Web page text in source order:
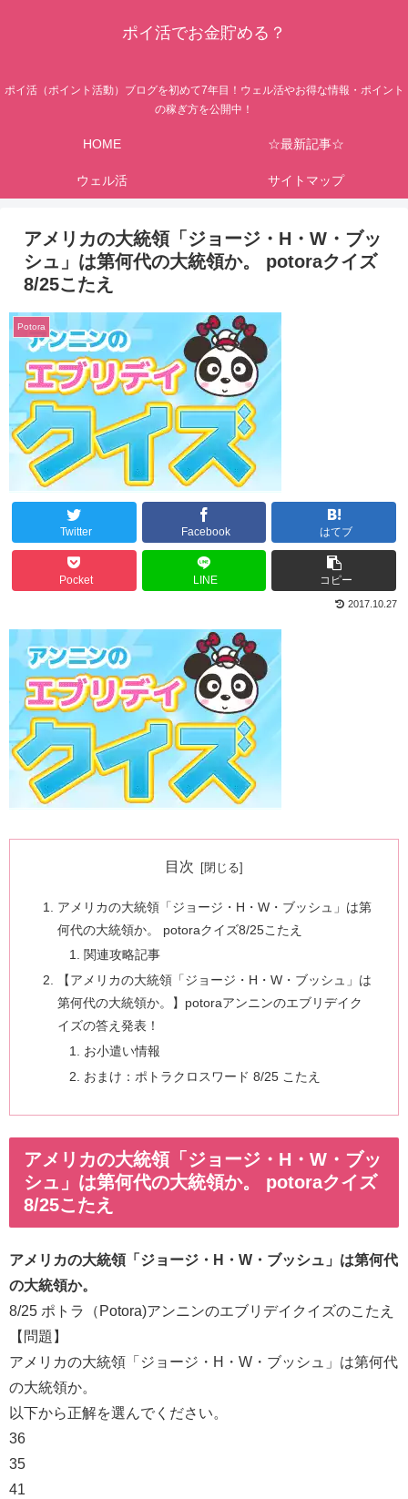
ポイ活でお金貯める？
ポイ活（ポイント活動）ブログを初めて7年目！ウェル活やお得な情報・ポイント
の稼ぎ方を公開中！
HOME ☆最新記事☆
ウェル活 サイトマップ
アメリカの大統領「ジョージ・H・W・ブッ
シュ」は第何代の大統領か。 potoraクイズ
8/25こたえ
Potora
Twitter Facebook はてブ
Pocket LINE コピー
2017.10.27
目次
アメリカの大統領「ジョージ・H・W・ブッシュ」は第
何代の大統領か。 potoraクイズ8/25こたえ
関連攻略記事
【アメリカの大統領「ジョージ・H・W・ブッシュ」は
第何代の大統領か。】potoraアンニンのエブリデイク
イズの答え発表！
お小遣い情報
おまけ：ポトラクロスワード 8/25 こたえ
アメリカの大統領「ジョージ・H・W・ブッ
シュ」は第何代の大統領か。 potoraクイズ
8/25こたえ
アメリカの大統領「ジョージ・H・W・ブッシュ」は第何代
の大統領か。
8/25 ポトラ（Potora)アンニンのエブリデイクイズのこたえ
【問題】
アメリカの大統領「ジョージ・H・W・ブッシュ」は第何代
の大統領か。
以下から正解を選んでください。
36
35
41